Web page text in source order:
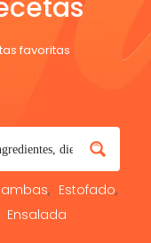
favoritas
Estofado
Ensalada